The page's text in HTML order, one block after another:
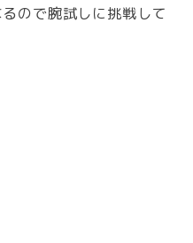
るので腕試しに挑戦して